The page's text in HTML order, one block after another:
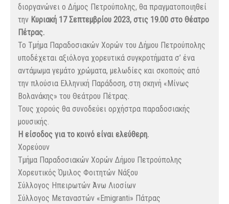
διοργανώνει ο Δήμος Πετρούπολης, θα πραγματοποιηθεί
την Κυριακή 17 Σεπτεμβρίου 2023, στις 19.00 στο Θέατρο
Πέτρας.
Το Τμήμα Παραδοσιακών Χορών του Δήμου Πετρούπολης
υποδέχεται αξιόλογα χορευτικά συγκροτήματα σ’ ένα
αντάμωμα γεμάτο χρώματα, μελωδίες και σκοπούς από
την πλούσια Ελληνική Παράδοση, στη σκηνή «Μίνως
Βολανάκης» του Θεάτρου Πέτρας.
Τους χορούς θα συνοδεύει ορχήστρα παραδοσιακής
μουσικής.
Η είσοδος για το κοινό είναι ελεύθερη.
Χορεύουν
Τμήμα Παραδοσιακών Χορών Δήμου Πετρούπολης
Χορευτικός Όμιλος Φοιτητών Νάξου
Σύλλογος Ηπειρωτών Άνω Λιοσίων
Σύλλογος Μεταναστών «Emigranti» Πάτρας